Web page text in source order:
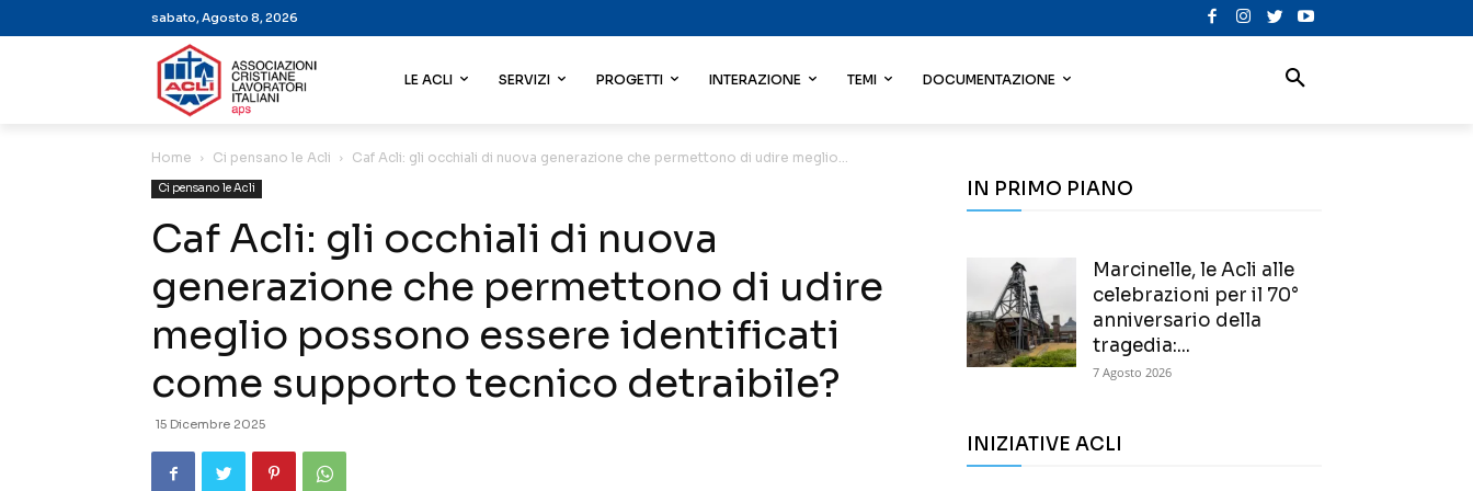
sabato, Agosto 8, 2026
LE ACLI SERVIZI PROGETTI INTERAZIONE TEMI DOCUMENTAZIONE
Home Ci pensano le Acli Caf Acli: gli occhiali di nuova generazione che permettono di udire meglio...
Ci pensano le Acli
Caf Acli: gli occhiali di nuova
generazione che permettono di udire
meglio possono essere identificati
come supporto tecnico detraibile?
15 Dicembre 2025
IN PRIMO PIANO
Marcinelle, le Acli alle
celebrazioni per il 70°
anniversario della
tragedia:...
7 Agosto 2026
INIZIATIVE ACLI